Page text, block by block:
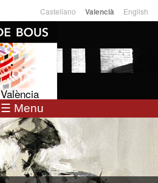
Llengües
Castellano Valencià English
☰ Menu